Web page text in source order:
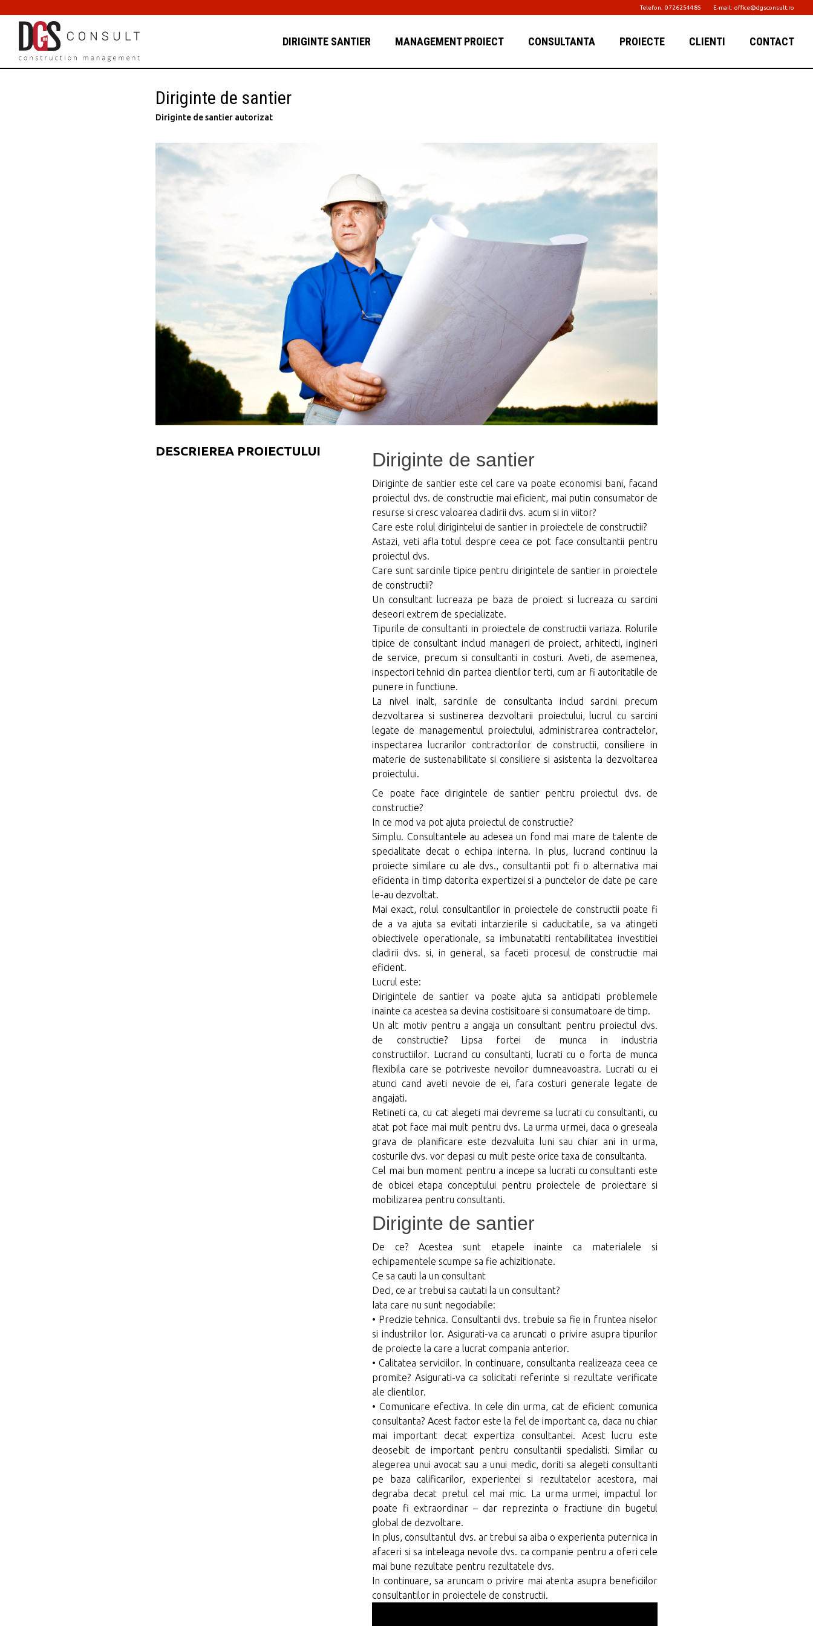
Telefon: 0726254485 E-mail: office@dgsconsult.ro
DIRIGINTE SANTIER MANAGEMENT PROIECT CONSULTANTA PROIECTE CLIENTI CONTACT
Diriginte de santier
Diriginte de santier autorizat
DESCRIEREA PROIECTULUI Diriginte de santier
Diriginte de santier este cel care va poate economisi bani, facand
proiectul dvs. de constructie mai eficient, mai putin consumator de
resurse si cresc valoarea cladirii dvs. acum si in viitor?
Care este rolul dirigintelui de santier in proiectele de constructii?
Astazi, veti afla totul despre ceea ce pot face consultantii pentru
proiectul dvs.
Care sunt sarcinile tipice pentru dirigintele de santier in proiectele
de constructii?
Un consultant lucreaza pe baza de proiect si lucreaza cu sarcini
deseori extrem de specializate.
Tipurile de consultanti in proiectele de constructii variaza. Rolurile
tipice de consultant includ manageri de proiect, arhitecti, ingineri
de service, precum si consultanti in costuri. Aveti, de asemenea,
inspectori tehnici din partea clientilor terti, cum ar fi autoritatile de
punere in functiune.
La nivel inalt, sarcinile de consultanta includ sarcini precum
dezvoltarea si sustinerea dezvoltarii proiectului, lucrul cu sarcini
legate de managementul proiectului, administrarea contractelor,
inspectarea lucrarilor contractorilor de constructii, consiliere in
materie de sustenabilitate si consiliere si asistenta la dezvoltarea
proiectului.
Ce poate face dirigintele de santier pentru proiectul dvs. de
constructie?
In ce mod va pot ajuta proiectul de constructie?
Simplu. Consultantele au adesea un fond mai mare de talente de
specialitate decat o echipa interna. In plus, lucrand continuu la
proiecte similare cu ale dvs., consultantii pot fi o alternativa mai
eficienta in timp datorita expertizei si a punctelor de date pe care
le-au dezvoltat.
Mai exact, rolul consultantilor in proiectele de constructii poate fi
de a va ajuta sa evitati intarzierile si caducitatile, sa va atingeti
obiectivele operationale, sa imbunatatiti rentabilitatea investitiei
cladirii dvs. si, in general, sa faceti procesul de constructie mai
eficient.
Lucrul este:
Dirigintele de santier va poate ajuta sa anticipati problemele
inainte ca acestea sa devina costisitoare si consumatoare de timp.
Un alt motiv pentru a angaja un consultant pentru proiectul dvs.
de constructie? Lipsa fortei de munca in industria
constructiilor. Lucrand cu consultanti, lucrati cu o forta de munca
flexibila care se potriveste nevoilor dumneavoastra. Lucrati cu ei
atunci cand aveti nevoie de ei, fara costuri generale legate de
angajati.
Retineti ca, cu cat alegeti mai devreme sa lucrati cu consultanti, cu
atat pot face mai mult pentru dvs. La urma urmei, daca o greseala
grava de planificare este dezvaluita luni sau chiar ani in urma,
costurile dvs. vor depasi cu mult peste orice taxa de consultanta.
Cel mai bun moment pentru a incepe sa lucrati cu consultanti este
de obicei etapa conceptului pentru proiectele de proiectare si
mobilizarea pentru consultanti.
Diriginte de santier
De ce? Acestea sunt etapele inainte ca materialele si
echipamentele scumpe sa fie achizitionate.
Ce sa cauti la un consultant
Deci, ce ar trebui sa cautati la un consultant?
Iata care nu sunt negociabile:
• Precizie tehnica. Consultantii dvs. trebuie sa fie in fruntea niselor
si industriilor lor. Asigurati-va ca aruncati o privire asupra tipurilor
de proiecte la care a lucrat compania anterior.
• Calitatea serviciilor. In continuare, consultanta realizeaza ceea ce
promite? Asigurati-va ca solicitati referinte si rezultate verificate
ale clientilor.
• Comunicare efectiva. In cele din urma, cat de eficient comunica
consultanta? Acest factor este la fel de important ca, daca nu chiar
mai important decat expertiza consultantei. Acest lucru este
deosebit de important pentru consultantii specialisti. Similar cu
alegerea unui avocat sau a unui medic, doriti sa alegeti consultanti
pe baza calificarilor, experientei si rezultatelor acestora, mai
degraba decat pretul cel mai mic. La urma urmei, impactul lor
poate fi extraordinar – dar reprezinta o fractiune din bugetul
global de dezvoltare.
In plus, consultantul dvs. ar trebui sa aiba o experienta puternica in
afaceri si sa inteleaga nevoile dvs. ca companie pentru a oferi cele
mai bune rezultate pentru rezultatele dvs.
In continuare, sa aruncam o privire mai atenta asupra beneficiilor
consultantilor in proiectele de constructii.